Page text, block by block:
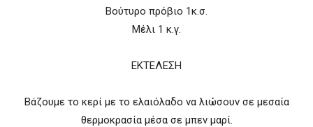
Βούτυρο πρόβιο 1κ.σ.
Μέλι 1 κ.γ.
ΕΚΤΕΛΕΣΗ
Βάζουμε το κερί με το ελαιόλαδο να λιώσουν σε μεσαία
θερμοκρασία μέσα σε μπεν μαρί.